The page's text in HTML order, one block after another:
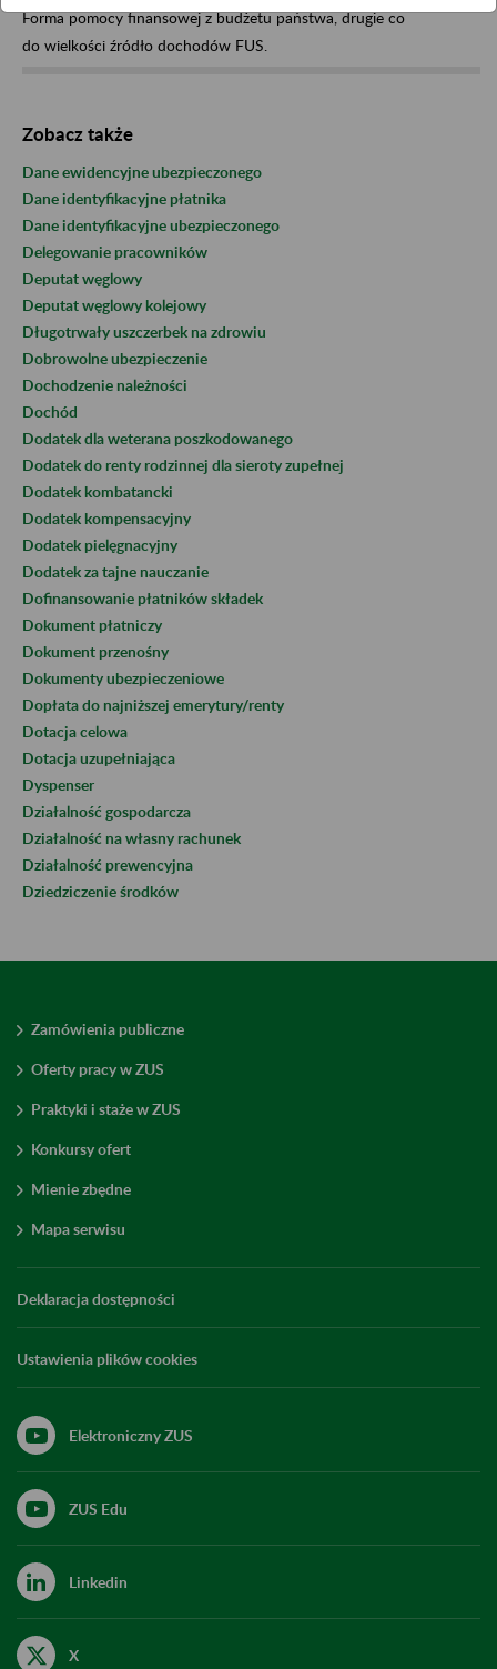
Forma pomocy finansowej z budżetu państwa, drugie co
do wielkości źródło dochodów FUS.
Zobacz także
Dane ewidencyjne ubezpieczonego
Dane identyfikacyjne płatnika
Dane identyfikacyjne ubezpieczonego
Delegowanie pracowników
Deputat węglowy
Deputat węglowy kolejowy
Długotrwały uszczerbek na zdrowiu
Dobrowolne ubezpieczenie
Dochodzenie należności
Dochód
Dodatek dla weterana poszkodowanego
Dodatek do renty rodzinnej dla sieroty zupełnej
Dodatek kombatancki
Dodatek kompensacyjny
Dodatek pielęgnacyjny
Dodatek za tajne nauczanie
Dofinansowanie płatników składek
Dokument płatniczy
Dokument przenośny
Dokumenty ubezpieczeniowe
Dopłata do najniższej emerytury/renty
Dotacja celowa
Dotacja uzupełniająca
Dyspenser
Działalność gospodarcza
Działalność na własny rachunek
Działalność prewencyjna
Dziedziczenie środków
Zamówienia publiczne
Oferty pracy w ZUS
Praktyki i staże w ZUS
Konkursy ofert
Mienie zbędne
Mapa serwisu
Deklaracja dostępności
Ustawienia plików cookies
Elektroniczny ZUS
ZUS Edu
Linkedin
X